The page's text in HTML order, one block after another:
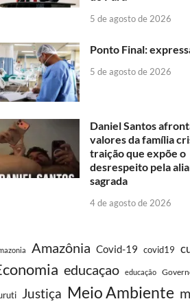
5 de agosto de 2026
Ponto Final:
5 de agosto de 2026
Daniel Santos
valores da família
traição que expõe o
desrespeito pela
sagrada
4 de agosto de 2026
Amazônia Covid-19 covid19
educaçao educação
Justiça Meio Ambiente